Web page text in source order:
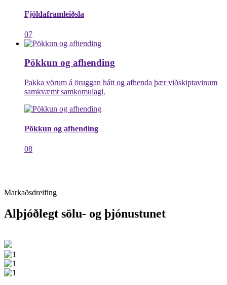
Fjöldaframleiðsla
07
Pökkun og afhending
Pakka vörum á öruggan hátt og afhenda þær viðskiptavinum
samkvæmt samkomulagi.
Pökkun og afhending
08
Markaðsdreifing
Alþjóðlegt sölu- og þjónustunet